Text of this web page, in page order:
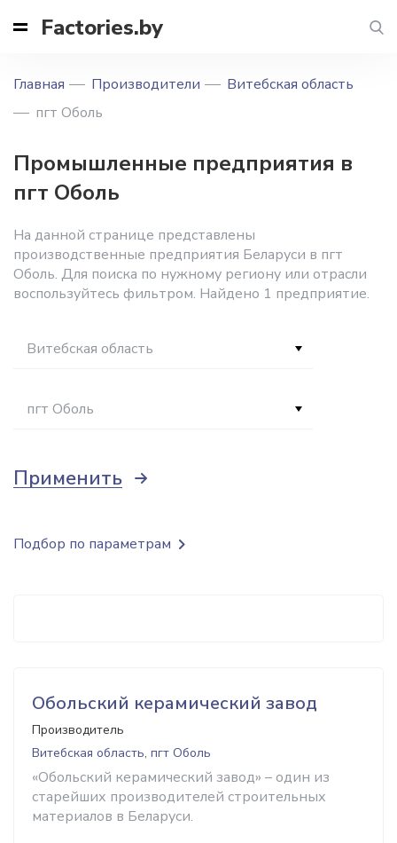
Factories.by
Главная Производители
Витебская область
пгт Оболь
Промышленные предприятия в
пгт Оболь
На данной странице представлены
производственные предприятия Беларуси в пгт
Оболь. Для поиска по нужному региону или отрасли
воспользуйтесь фильтром. Найдено 1 предприятие.
Витебская область
пгт Оболь
Применить
Обольский керамический завод
Производитель
Витебская область, пгт Оболь
«Обольский керамический завод» – один из
старейших производителей строительных
материалов в Беларуси.
Подбор по параметрам